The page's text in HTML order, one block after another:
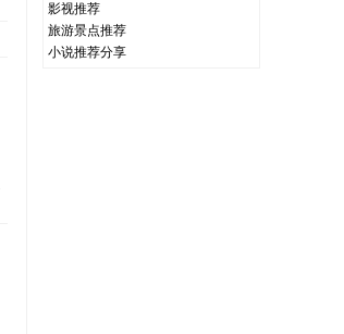
影视推荐
旅游景点推荐
小说推荐分享